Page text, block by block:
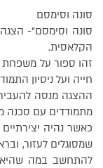
סונה וסימסם
סונה וסימסם"-
הקלאסית.
זהו ספור על
חייה ועל ניסיון
ההצגה מנסה
מתמודדים עם סכנה
כאשר נהיה
שמסוגלים לעזור,
להתחשב במה שהיא